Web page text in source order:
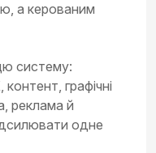
а керованим
систему:
графічні
реклама й
одне